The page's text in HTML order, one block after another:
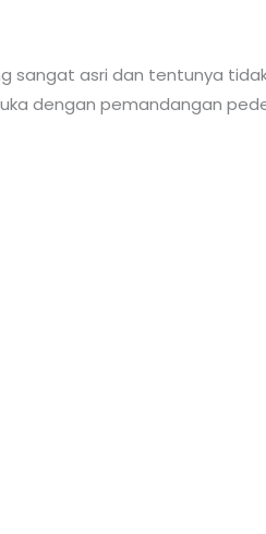
sangat asri dan tentunya
dengan pemandangan